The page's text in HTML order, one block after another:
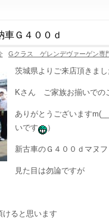
車Ｇ４００ｄ
Gクラス ゲレンデヴァーゲン専
茨城県よりご来店頂きまし
Kさん ご家族お揃いでの
ありがとうございます
いです
）
新古車のＧ４００ｄマヌ
見た目は勿論ですが
ると思います